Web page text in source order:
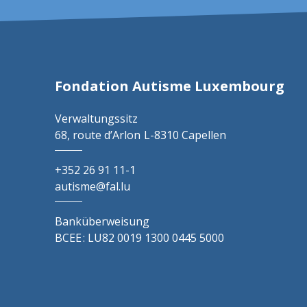
Fondation Autisme Luxembourg
Verwaltungssitz
68, route d’Arlon L-8310 Capellen
+352 26 91 11-1
autisme@fal.lu
Banküberweisung
BCEE : LU82 0019 1300 0445 5000